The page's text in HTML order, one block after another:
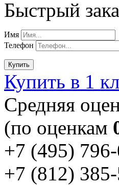
Быстрый
Имя
Телефон
Купить
Купить в 1
Cредняя
(по оценкам
+7 (495)
+7 (812)